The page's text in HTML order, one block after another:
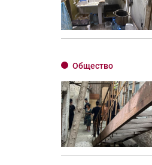
Общество